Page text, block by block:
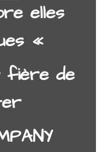
elles
«
fière de